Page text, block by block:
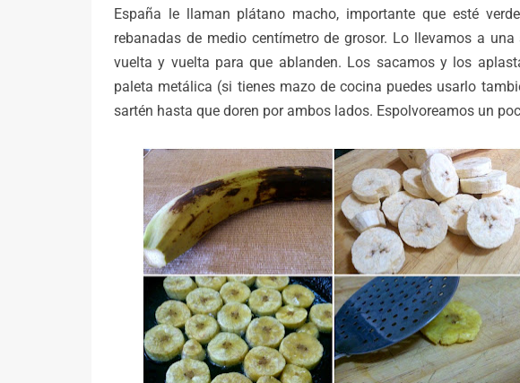
España le llaman plátano macho, importante que esté
rebanadas de medio centímetro de grosor. Lo llevamos a
vuelta y vuelta para que ablanden. Los sacamos y los
paleta metálica (si tienes mazo de cocina puedes usarlo
sartén hasta que doren por ambos lados. Espolvoreamos un